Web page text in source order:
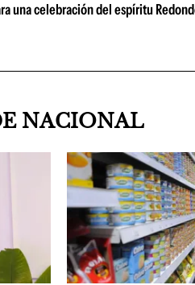
una celebración del espíritu
NACIONAL